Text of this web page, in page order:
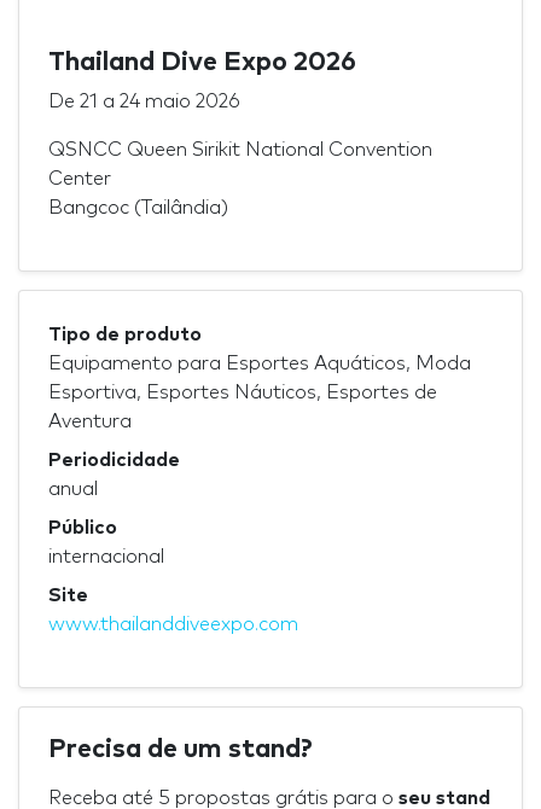
Thailand Dive Expo 2026
De 21 a 24 maio 2026
QSNCC Queen Sirikit National Convention
Center
Bangcoc (Tailândia)
Tipo de produto
Equipamento para Esportes Aquáticos, Moda
Esportiva, Esportes Náuticos, Esportes de
Aventura
Periodicidade
anual
Público
internacional
Site
www.thailanddiveexpo.com
Precisa de um stand?
Receba até 5 propostas grátis para o seu stand